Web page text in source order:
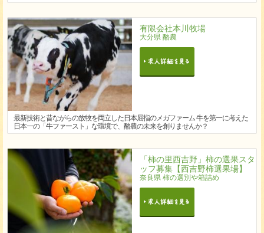
有限会社本川牧場
大分県 酪農
最新技術と昔ながらの放牧を両立した日本屈指のメガファーム 牛を第一に考えた
日本一の「牛ファースト」な環境で、酪農の未来を創りませんか？
「柿の里西吉野」柿の選果スタ
ッフ募集【西吉野柿選果場】
奈良県 柿の選別や箱詰め